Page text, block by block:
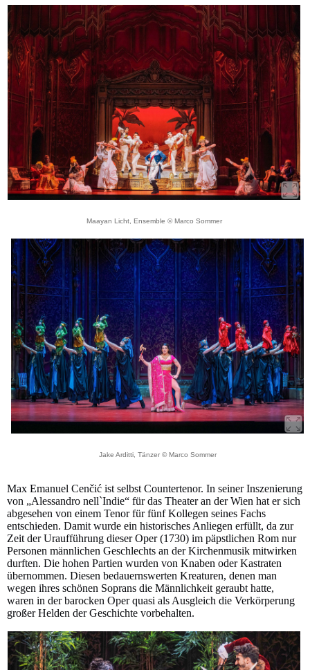
Maayan Licht, Ensemble © Marco Sommer
Jake Arditti, Tänzer © Marco Sommer
Max Emanuel Cenčić ist selbst Countertenor. In seiner Inszenierung
von „Alessandro nell`Indie“ für das Theater an der Wien hat er sich
abgesehen von einem Tenor für fünf Kollegen seines Fachs
entschieden. Damit wurde ein historisches Anliegen erfüllt, da zur
Zeit der Uraufführung dieser Oper (1730) im päpstlichen Rom nur
Personen männlichen Geschlechts an der Kirchenmusik mitwirken
durften. Die hohen Partien wurden von Knaben oder Kastraten
übernommen. Diesen bedauernswerten Kreaturen, denen man
wegen ihres schönen Soprans die Männlichkeit geraubt hatte,
waren in der barocken Oper quasi als Ausgleich die Verkörperung
großer Helden der Geschichte vorbehalten.